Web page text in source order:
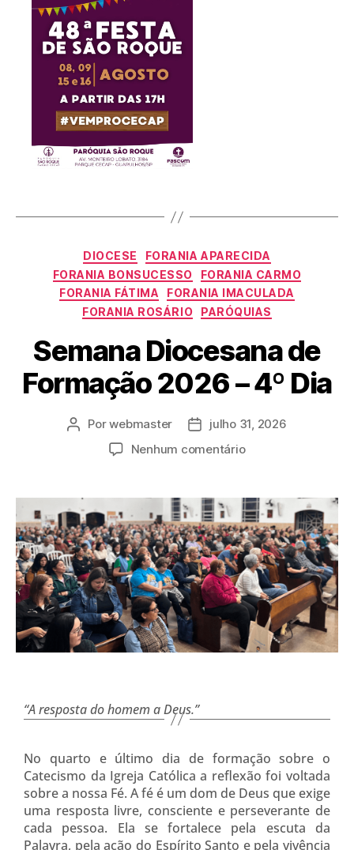
DIOCESE
FORANIA APARECIDA
FORANIA BONSUCESSO
FORANIA CARMO
FORANIA FÁTIMA
FORANIA IMACULADA
FORANIA ROSÁRIO
PARÓQUIAS
Semana Diocesana de
Formação 2026 – 4º Dia
Porwebmaster
julho 31, 2026
Nenhum comentário
“A resposta do homem a Deus.”
No quarto e último dia de formação sobre o
Catecismo da Igreja Católica a reflexão foi voltada
sobre a nossa Fé. A fé é um dom de Deus que exige
uma resposta livre, consciente e perseverante de
cada pessoa. Ela se fortalece pela escuta da
Palavra, pela ação do Espírito Santo e pela vivência